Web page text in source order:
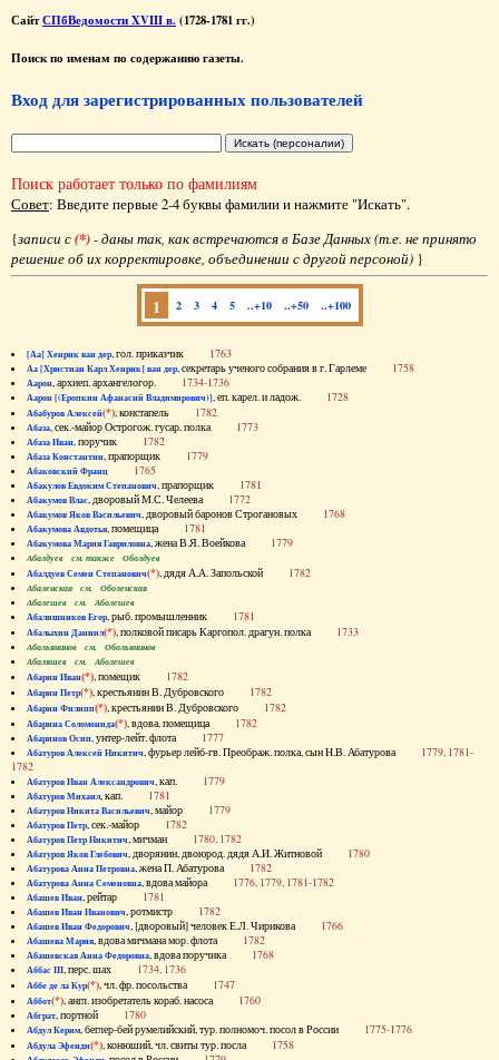
СайтСПбВедомости XVIII в. (1728-1781 гг.)
Поиск по именам по содержанию газеты.
Вход для зарегистрированных пользователей
Поиск работает только по фамилиям
Совет: Введите первые 2-4 буквы фамилии и нажмите "Искать".
{записи с(*)- даны так, как встречаются в Базе Данных (т.е. не принято
решение об их корректировке, объединении с другой персоной) }
1 2 3 4 5 ..+10 ..+50 ..+100
[Аа] Хенрик ван дер, гол. приказчик 1763
Аа [Христиан Карл Хенрик] ван дер, секретарь ученого собрания в г. Гарлеме 1758
Аарон, архиеп. архангелогор. 1734-1736
Аарон [(Еропкин Афанасий Владимирович)], еп. карел. и ладож. 1728
Абабуров Алексей(*), констапель 1782
Абаза, сек.-майор Острогож. гусар. полка 1773
Абаза Иван, поручик 1782
Абаза Константин, прапорщик 1779
Абаковский Франц 1765
Абакулов Евдоким Степанович, прапорщик 1781
Абакумов Влас, дворовый М.С. Челеева 1772
Абакумов Яков Васильевич, дворовый баронов Строгановых 1768
Абакумова Авдотья, помещица 1781
Абакумова Мария Гавриловна, жена В.Я. Воейкова 1779
Абалдуев см. также Оболдуев
Абалдуев Семен Степанович(*), дядя А.А. Запольской 1782
Абаленская см. Оболенская
Абалешев см. Аболешев
Абалишников Егор, рыб. промышленник 1781
Абалыхин Даниил(*), полковой писарь Каргопол. драгун. полка 1733
Абальянинов см. Обольянинов
Абаляшев см. Аболешев
Абарин Иван(*), помещик 1782
Абарин Петр(*), крестьянин В. Дубровского 1782
Абарин Филипп(*), крестьянин В. Дубровского 1782
Абарина Соломонида(*), вдова, помещица 1782
Абаринов Осип, унтер-лейт. флота 1777
Абатуров Алексей Никитич, фурьер лейб-гв. Преображ. полка, сын Н.В. Абатурова 1779, 1781-
1782
Абатуров Иван Александрович, кап. 1779
Абатуров Михаил, кап. 1781
Абатуров Никита Васильевич, майор 1779
Абатуров Петр, сек.-майор 1782
Абатуров Петр Никитич, мичман 1780, 1782
Абатуров Яков Глебович, дворянин, двоюрод. дядя А.И. Житновой 1780
Абатурова Анна Петровна, жена П. Абатурова 1782
Абатурова Анна Семеновна, вдова майора 1776, 1779, 1781-1782
Абашев Иван, рейтар 1781
Абашев Иван Иванович, ротмистр 1782
Абашев Иван Федорович, [дворовый] человек Е.Л. Чирикова 1766
Абашева Мария, вдова мичмана мор. флота 1782
Абашевская Анна Федоровна, вдова поручика 1768
Аббас III, перс. шах 1734, 1736
Аббе де ла Кур(*), чл. фр. посольства 1747
Аббот(*), англ. изобретатель кораб. насоса 1760
Абграт, портной 1780
Абдул Керим, беглер-бей румелийский, тур. полномоч. посол в России 1775-1776
Абдула Эфенди(*), конюший, чл. свиты тур. посла 1758